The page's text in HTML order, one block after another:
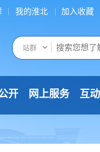
我的淮北 加入收藏
开 网上服务 互